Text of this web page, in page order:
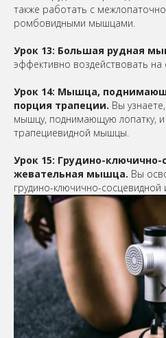
также работать с
ромбовидными мышцами.
Урок 13: Большая рудная
эффективно воздействовать
Урок 14: Мышца,
порция трапеции. Вы
мышцу, поднимающую лопатку,
трапециевидной мышцы.
Урок 15: Грудино-
жевательная мышца. Вы
грудино-ключично-